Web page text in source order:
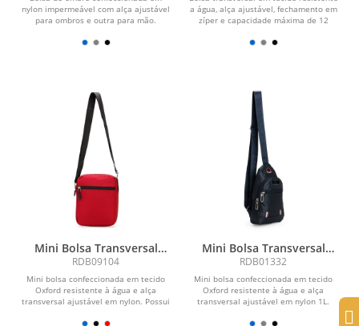
nylon impermeável com alça ajustável
para ombros e outra para mão.
a água, alça ajustável, fechamento em
zíper e capacidade máxima de 12
Mini Bolsa Transversal
Oxford
RDB09104
Mini bolsa confeccionada em tecido
Oxford resistente à água e alça
transversal ajustável em nylon. Possui
Mini Bolsa Transversal
Oxford 1L
RDB01332
Mini bolsa confeccionada em tecido
Oxford resistente à água e alça
transversal ajustável em nylon 1L.